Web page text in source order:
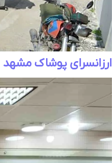
ارزانسرای پوشاک مشهد